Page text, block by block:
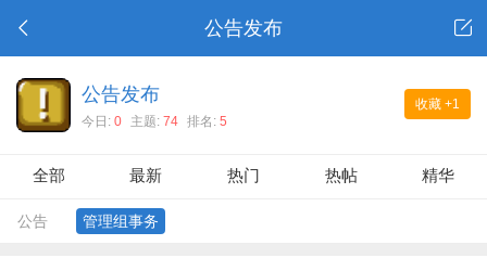
公告发布
收藏 +1
公告发布
今日: 0 主题: 74 排名: 5
全部 最新 热门 热帖 精华
公告 管理组事务